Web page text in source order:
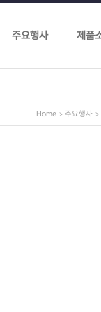
주요행사 제품
Home 주요행사